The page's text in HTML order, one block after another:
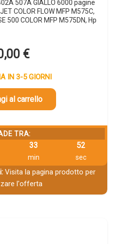
507A GIALLO 6000 pagine
COLOR FLOW MFP M575C,
500 COLOR MFP M575DN, Hp
€
IN 3-5 GIORNI
al carrello
TRA:
33
min
51
sec
Visita la pagina prodotto per
l'offerta